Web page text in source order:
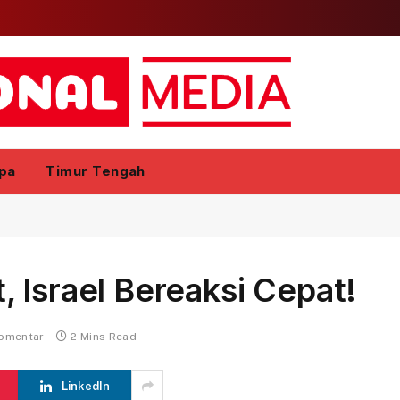
Timur Tengah
Israel Bereaksi Cepat!
2 Mins Read
LinkedIn